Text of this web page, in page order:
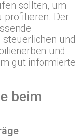
sollten, um
profitieren. Der
steuerlichen und
und
gut informierte
beim